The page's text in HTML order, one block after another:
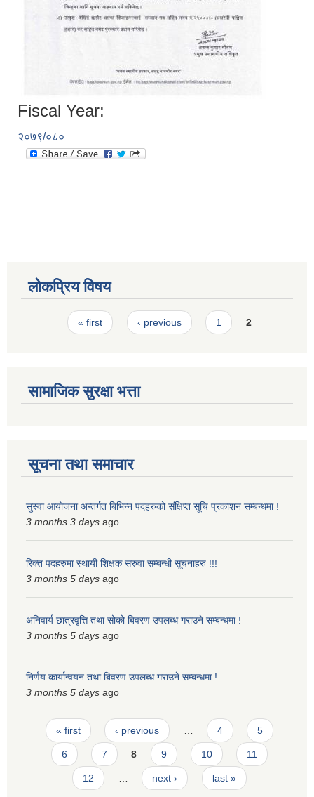
Fiscal Year:
२०७९/०८०
लोकप्रिय विषय
Pages« first ‹ previous 1 2
सामाजिक सुरक्षा भत्ता
सूचना तथा समाचार
सुस्वा आयोजना अन्तर्गत बिभिन्न पदहरुको संक्षिप्त सूचि प्रकाशन सम्बन्धमा !
3 months 3 days ago
रिक्त पदहरुमा स्थायी शिक्षक सरुवा सम्बन्धी सूचनाहरु !!!
3 months 5 days ago
अनिवार्य छात्रवृत्ति तथा सोको बिवरण उपलब्ध गराउने सम्बन्धमा !
3 months 5 days ago
निर्णय कार्यान्वयन तथा बिवरण उपलब्ध गराउने सम्बन्धमा !
3 months 5 days ago
Pages
« first ‹ previous … 4 5
6 7 8 9 10 11
12 … next › last »